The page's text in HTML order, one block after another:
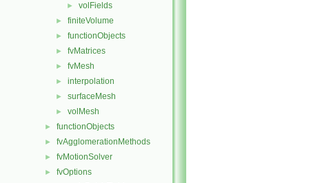
► volFields
► finiteVolume
► functionObjects
► fvMatrices
► fvMesh
► interpolation
► surfaceMesh
► volMesh
► functionObjects
► fvAgglomerationMethods
► fvMotionSolver
► fvOptions